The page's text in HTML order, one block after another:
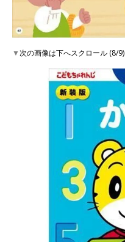
▼次の画像は下へスクロール (8/9)